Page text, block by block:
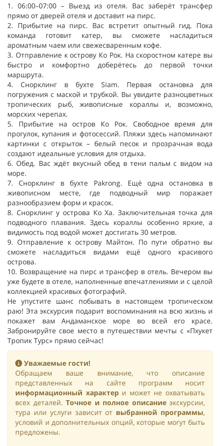
1. 06:00–07:00 – Выезд из отеля. Вас заберёт трансфер
прямо от дверей отеля и доставит на пирс.
2. Прибытие на пирс. Вас встретит опытный гид. Пока
команда готовит катер, вы сможете насладиться
ароматным чаем или свежесваренным кофе.
3. Отправление к острову Ко Рок. На скоростном катере вы
быстро и комфортно доберётесь до первой точки
маршрута.
4. Снорклинг в бухте Siam. Первая остановка для
погружения с маской и трубкой. Вы увидите разноцветных
тропических рыб, живописные кораллы и, возможно,
морских черепах.
5. Прибытие на остров Ко Рок. Свободное время для
прогулок, купания и фотосессий. Пляжи здесь напоминают
картинки с открыток – белый песок и прозрачная вода
создают идеальные условия для отдыха.
6. Обед. Вас ждёт вкусный обед в тени пальм с видом на
море.
7. Снорклинг в бухте Pakrong. Ещё одна остановка в
живописном месте, где подводный мир поражает
разнообразием форм и красок.
8. Снорклинг у острова Ко Ха. Заключительная точка для
подводного плавания. Здесь кораллы особенно яркие, а
видимость под водой может достигать 30 метров.
9. Отправление к острову Майтон. По пути обратно вы
сможете насладиться видами ещё одного красивого
острова.
10. Возвращение на пирс и трансфер в отель. Вечером вы
уже будете в отеле, наполненные впечатлениями и с целой
коллекцией красивых фотографий.
Не упустите шанс побывать в настоящем тропическом
раю! Эта экскурсия подарит воспоминания на всю жизнь и
покажет вам Андаманское море во всей его красе.
Забронируйте свое место в путешествии мечты с «Пхукет
Тропик Турс» прямо сейчас!
Уважаемые гости!
Обращаем ваше внимание, что описание
представленных на сайте программ носит
информационный характери может не охватывать
всех деталей. Точное и полное описаниеэкскурсии,
тура или услуги зависит от выбранной программы,
условий и дополнительных опций, которые могут быть
предложены.